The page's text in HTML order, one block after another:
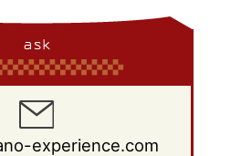
ask
experience.com